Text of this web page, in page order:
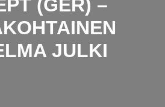
(GER) –
JULKI